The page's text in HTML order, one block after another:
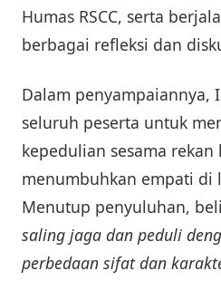
Humas RSCC, serta
berbagai refleksi dan
Dalam penyampaiannya,
seluruh peserta untuk
kepedulian sesama rekan
menumbuhkan empati di
Menutup penyuluhan,
saling jaga dan peduli
perbedaan sifat dan